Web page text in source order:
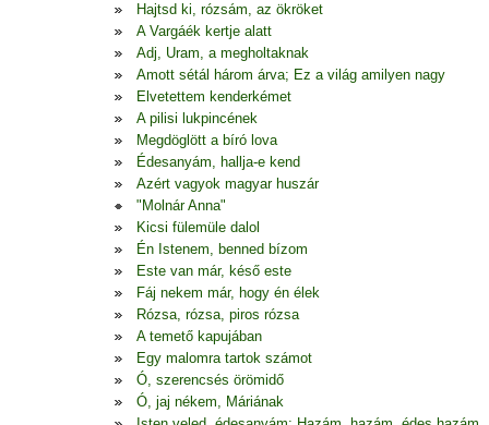
Hajtsd ki, rózsám, az ökröket
A Vargáék kertje alatt
Adj, Uram, a megholtaknak
Amott sétál három árva; Ez a világ amilyen nagy
Elvetettem kenderkémet
A pilisi lukpincének
Megdöglött a bíró lova
Édesanyám, hallja-e kend
Azért vagyok magyar huszár
"Molnár Anna"
Kicsi fülemüle dalol
Én Istenem, benned bízom
Este van már, késő este
Fáj nekem már, hogy én élek
Rózsa, rózsa, piros rózsa
A temető kapujában
Egy malomra tartok számot
Ó, szerencsés örömidő
Ó, jaj nékem, Máriának